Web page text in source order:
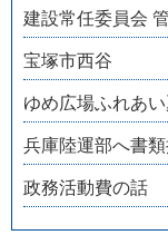
建設常任委員会
宝塚市西谷
ゆめ広場ふれあい
兵庫陸運部へ書類
政務活動費の話